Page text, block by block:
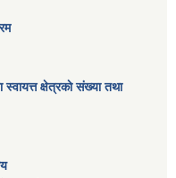
स्वायत्त क्षेत्रकाे स‌ंख्या तथा